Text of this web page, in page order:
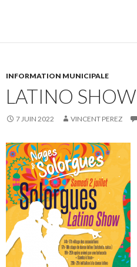
INFORMATION MUNICIPALE
LATINO SHOW
7 JUIN 2022 VINCENT PEREZ